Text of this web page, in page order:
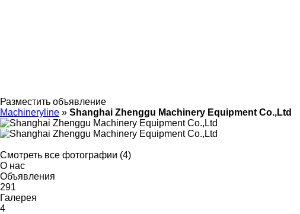
Разместить объявление
Machineryline » Shanghai Zhenggu Machinery Equipment Co.,Ltd
Смотреть все фотографии (4)
О нас
Объявления
291
Галерея
4